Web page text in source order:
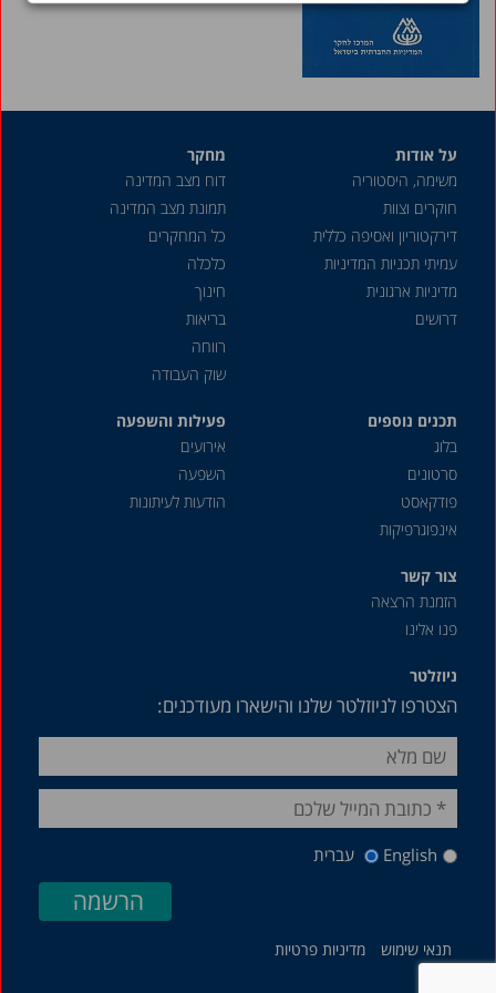
2007
2002
2001
2000
1999
1998
1992-1993
1990-1991
1988-1989
1987-1988
1986-1987
1984
על אודות
משימה, היסטוריה
חוקרים וצוות
דירקטוריון ואסיפה כללית
עמיתי תכניות המדיניות
מדיניות ארגונית
דרושים
מחקר
דוח מצב המדינה
תמונת מצב המדינה
כל המחקרים
כלכלה
חינוך
בריאות
רווחה
שוק העבודה
תכנים נוספים
בלוג
סרטונים
פודקאסט
אינפוגרפיקות
פעילות והשפעה
אירועים
השפעה
הודעות לעיתונות
צור קשר
הזמנת הרצאה
פנו אלינו
ניוזלטר
הצטרפו לניוזלטר שלנו והישארו מעודכנים:
English עברית
תנאי שימוש מדיניות פרטיות